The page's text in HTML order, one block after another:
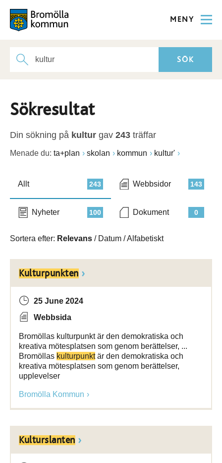
MENY
Sökresultat
Din sökning på kultur gav 243 träffar
Menade du: ta+plan skolan kommun kultur'
243
Allt 143
Webbsidor
100
Nyheter 0
Dokument
Sortera efter: Relevans / Datum /Alfabetiskt
Kulturpunkten
25 June 2024
Webbsida
Bromöllas kulturpunkt är den demokratiska och
kreativa mötesplatsen som genom berättelser, ...
Bromöllas kulturpunktär den demokratiska och
kreativa mötesplatsen som genom berättelser,
upplevelser
Bromölla Kommun
Kulturslanten